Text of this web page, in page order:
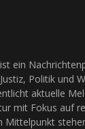
ein
Politik und
aktuelle
mit Fokus auf
Mittelpunkt